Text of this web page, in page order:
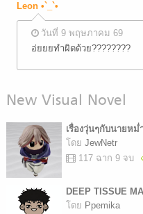
Leon •`_`•
วันที่ 9 พฤษภาคม 69
อ่ยยยทำผิดด้วย????????
New Visual Novel
เรื่องวุ่นๆกับนายหม่
โดย JewNetr
117 ฉาก 9 จบ
DEEP TISSUE
โดย Ppemika​